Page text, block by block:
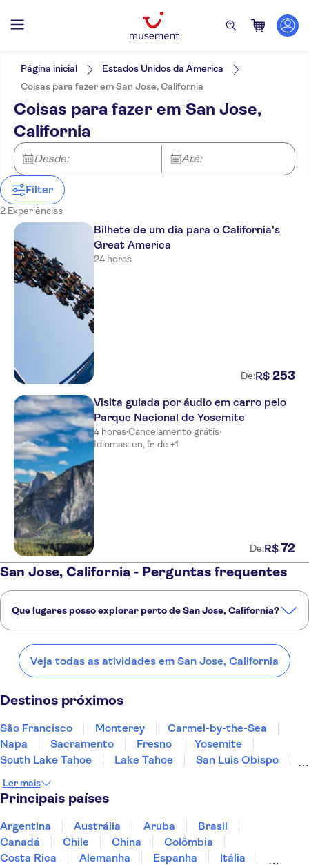
Filtros
R$ Máx. R$
Opções de ingressos
Confirmação instantânea
Tour com audio guia
Cancelamento gratuito
Categorias
Bilhetes e eventos
Parques temáticos
Alemão
Inglês
Francês
Holandês
Página inicial
Estados Unidos da America
Coisas para fazer em San Jose, California
Coisas para fazer em San Jose,
California
Desde: Até:
Filter
2 Experiências
Bilhete de um dia para o California's
Great America
24 horas
De:R$ 253
Visita guiada por áudio em carro pelo
Parque Nacional de Yosemite
4 horas·Cancelamento grátis·
Idiomas: en, fr, de +1
De:R$ 72
San Jose, California - Perguntas frequentes
Que lugares posso explorar perto de San Jose, California?
San Jose, California:
São Francisco Sacramento
Veja todas as atividades em San Jose, California
Destinos próximos
São Francisco Monterey
Carmel-by-the-Sea
Napa
Sacramento Fresno
Yosemite
South Lake Tahoe
Lake Tahoe
San Luis Obispo
Santa Bárbara
Ler mais
Principais países
Argentina Austrália Aruba
Brasil
Canadá
Chile China
Colômbia
Costa Rica
Alemanha Espanha
Itália